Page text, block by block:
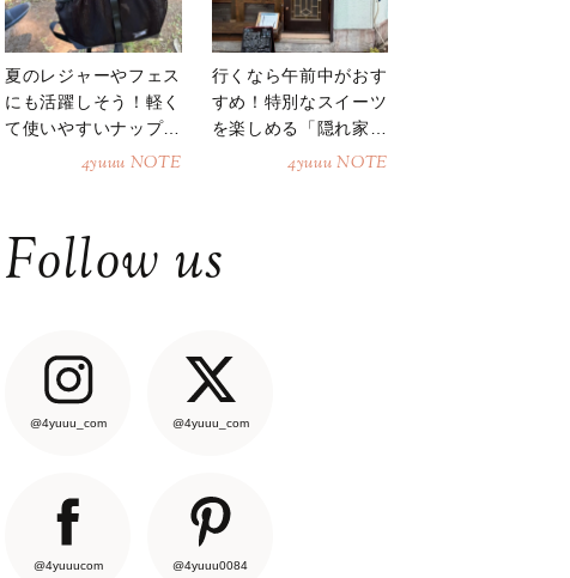
夏のレジャーやフェス
にも活躍しそう！軽く
て使いやすいナップサ
4yuuu NOTE
行くなら午前中がおす
すめ！特別なスイーツ
を楽しめる「隠れ家カ
4yuuu NOTE
Follow us
@4yuuu_com @4yuuu_com
@4yuuucom @4yuuu0084